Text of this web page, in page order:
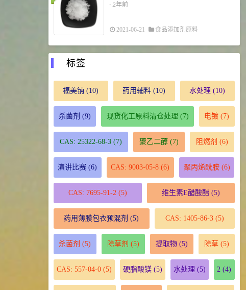
- 2年前
2021-06-21 食品添加剂原料
标签
福美钠 (10) 药用辅料 (10) 水处理 (10)
杀菌剂 (9) 现货化工原料清仓处理 (7) 电镀 (7)
CAS: 25322-68-3(7) 聚乙二醇(7) 阻燃剂 (6)
演讲比赛 (6) CAS: 9003-05-8 (6) 聚丙烯酰胺(6)
CAS: 7695-91-2 (5) 维生素E醋酸酯(5)
药用薄膜包衣预混剂 (5) CAS: 1405-86-3(5)
杀菌剂 (5) 除草剂 (5) 提取物(5) 除草(5)
CAS: 557-04-0(5) 硬脂酸镁(5) 水处理 (5) 2 (4)